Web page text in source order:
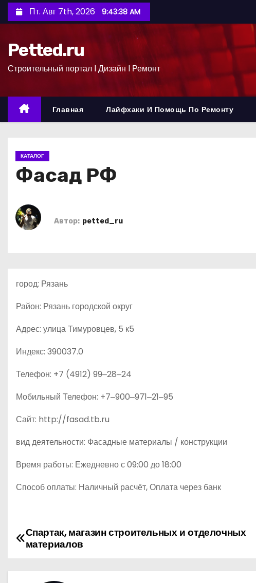
е
с
Пт. Авг 7th, 2026 9:43:39 AM
Petted.ru
Строительный портал l Дизайн l Ремонт
Главная Лайфхаки И Помощь По Ремонту
КАТАЛОГ
Фасад РФ
Автор: petted_ru
город: Рязань
Район: Рязань городской округ
Адрес: улица Тимуровцев, 5 к5
Индекс: 390037.0
Телефон: +7 (4912) 99‒28‒24
Мобильный Телефон: +7‒900‒971‒21‒95
Сайт: http://fasad.tb.ru
вид деятельности: Фасадные материалы / конструкции
Время работы: Ежедневно с 09:00 до 18:00
Способ оплаты: Наличный расчёт, Оплата через банк
НСпартак, магазин строительных и отделочных
материалов